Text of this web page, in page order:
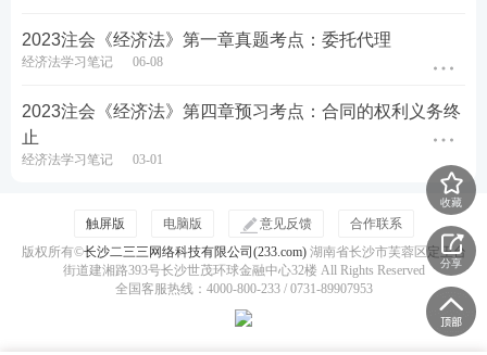
自然人、法人或者非法人组织均可以为保证人，保证
人也可以为两人以上。但法律对保证人仍有相应的限
2023注会《经济法》第一章真题考点：委托代理
经济法学习笔记 06-08
2023注会《经济法》第四章预习考点：合同的权利义务终
止
经济法学习笔记 03-01
收藏
分享
触屏版 电脑版 意见反馈
合作联系
版权所有©长沙二三三网络科技有限公司(233.com)湖南省长沙市芙蓉区定王台
街道建湘路393号长沙世茂环球金融中心32楼 All Rights Reserved
全国客服热线：4000-800-233 / 0731-89907953